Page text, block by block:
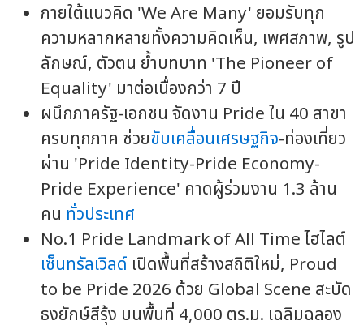
ภายใต้แนวคิด 'We Are Many' ยอมรับทุก
ความหลากหลายทั้งความคิดเห็น, เพศสภาพ, รูป
ลักษณ์, ตัวตน ย้ำบทบาท 'The Pioneer of
Equality' มาต่อเนื่องกว่า 7 ปี
ผนึกภาครัฐ-เอกชน จัดงาน Pride ใน 40 สาขา
ครบทุกภาค ช่วยขับเคลื่อนเศรษฐกิจ-ท่องเที่ยว
ผ่าน 'Pride Identity-Pride Economy-
Pride Experience' คาดผู้ร่วมงาน 1.3 ล้าน
คน ทั่วประเทศ
No.1 Pride Landmark of All Time ไฮไลต์
เซ็นทรัลเวิลด์ เปิดพื้นที่สร้างสถิติใหม่, Proud
to be Pride 2026 ด้วย Global Scene สะบัด
ธงยักษ์สีรุ้ง บนพื้นที่ 4,000 ตร.ม. เฉลิมฉลอง